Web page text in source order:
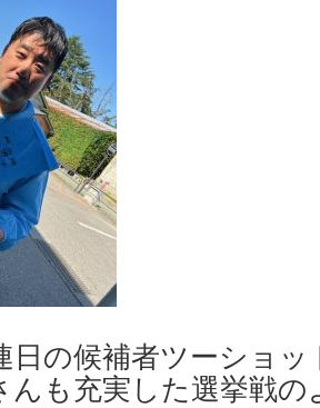
日の候補者ツーショ
んも充実した選挙戦の